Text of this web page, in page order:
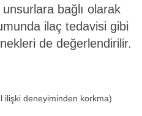
bağlı olarak
ilaç tedavisi gibi
de değerlendirilir.
ilişki deneyiminden korkma)